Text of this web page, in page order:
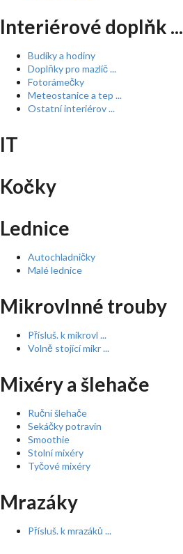
Interiérové doplňk ...
Budíky a hodiny
Doplňky pro mazlíč ...
Fotorámečky
Meteostanice a tep ...
Ostatní interiérov ...
IT
Kočky
Lednice
Autochladničky
Malé lednice
Mikrovlnné trouby
Přísluš. k mikrovl ...
Volně stojící mikr ...
Mixéry a šlehače
Ruční šlehače
Sekáčky potravin
Smoothie
Stolní mixéry
Tyčové mixéry
Mrazáky
Přísluš. k mrazáků ...